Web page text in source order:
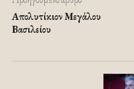
Απολυτίκιον Μεγάλου
Βασιλείου